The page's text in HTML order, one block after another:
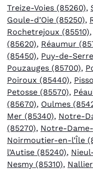
Treize-Voies (85260),
Goule-d’Oie (85250),
Rochetrejoux (85510),
(85620), Réaumur
(85450), Puy-de-
Pouzauges (85700),
Poiroux (85440),
Petosse (85570),
(85670), Oulmes
Mer (85340), Notre-
(85270), Notre-
Noirmoutier-en-l’Île
l’Autise (85240),
Nesmy (85310),